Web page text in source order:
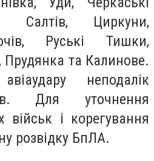
Салтів, Циркуни,
Руські Тишки,
та Калинове.
неподалік
Для уточнення
і корегування
розвідку БпЛА.